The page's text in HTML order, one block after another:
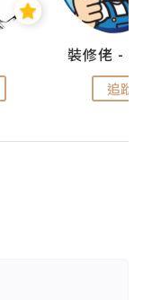
追蹤